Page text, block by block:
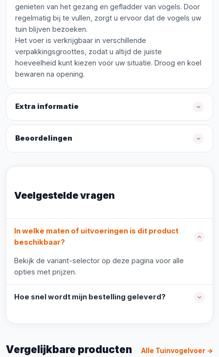
genieten van het gezang en gefladder van vogels. Door
regelmatig bij te vullen, zorgt u ervoor dat de vogels uw
tuin blijven bezoeken.
Het voer is verkrijgbaar in verschillende
verpakkingsgroottes, zodat u altijd de juiste
hoeveelheid kunt kiezen voor uw situatie. Droog en koel
bewaren na opening.
Extra informatie
Beoordelingen
Veelgestelde vragen
In welke maten of uitvoeringen is dit product
beschikbaar?
Bekijk de variant-selector op deze pagina voor alle
opties met prijzen.
Hoe snel wordt mijn bestelling geleverd?
Vergelijkbare producten Alle Tuinvogelvoer →